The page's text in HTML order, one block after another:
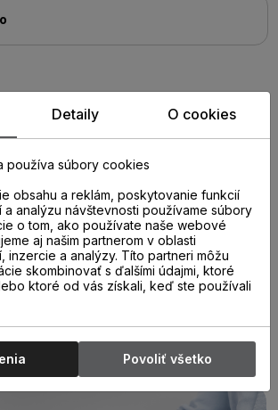
Detaily O cookies
používa súbory cookies
obsahu a reklám, poskytovanie funkcií
a analýzu návštevnosti používame súbory
o tom, ako používate naše webové
aj našim partnerom v oblasti
inzercie a analýzy. Títo partneri môžu
skombinovať s ďalšími údajmi, ktoré
ktoré od vás získali, keď ste používali
Povoliť všetko